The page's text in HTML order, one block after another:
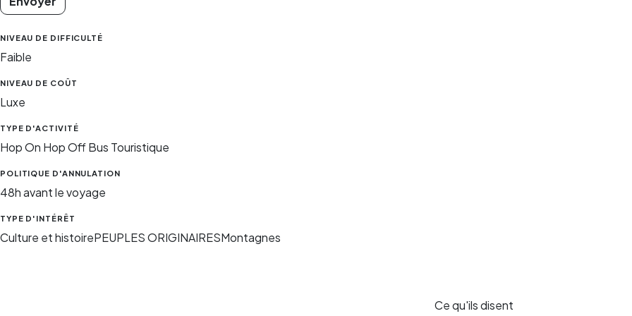
NIVEAU DE DIFFICULTÉ
Faible
NIVEAU DE COÛT
Luxe
TYPE D'ACTIVITÉ
Hop On Hop Off Bus Touristique
POLITIQUE D'ANNULATION
48h avant le voyage
TYPE D'INTÉRÊT
Culture et histoirePEUPLES ORIGINAIRESMontagnes
Ce qu'ils disent